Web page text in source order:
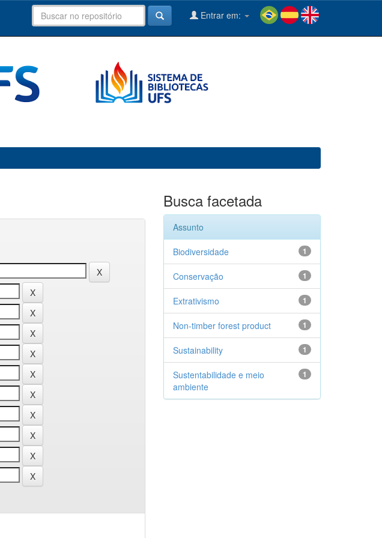
Entrar em:
Busca facetada
Assunto
1
Biodiversidade
1
Conservação
1
Extrativismo
1
Non-timber forest product
1
Sustainability
1
Sustentabilidade e meio
ambiente